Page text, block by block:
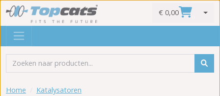
€ 0,00
Home
Katalysatoren